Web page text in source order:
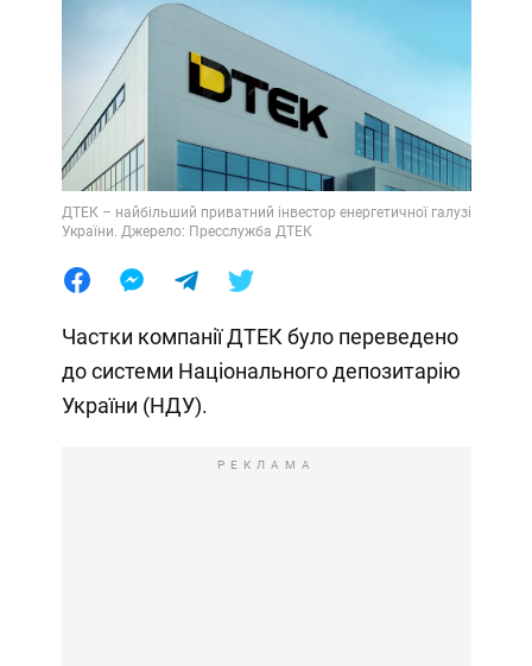
ДТЕК – найбільший приватний інвестор енергетичної галузі
України. Джерело: Пресслужба ДТЕК
Частки компанії ДТЕК було переведено
до системи Національного депозитарію
України (НДУ).
РЕКЛАМА